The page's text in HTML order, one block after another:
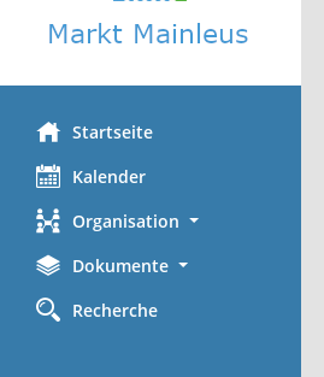
Startseite
Kalender
Organisation
Dokumente
Recherche